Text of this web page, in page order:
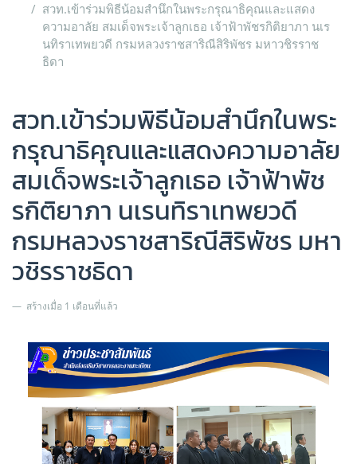
สวท.เข้าร่วมพิธีน้อมสำนึกในพระกรุณาธิคุณและแสดง
ความอาลัย สมเด็จพระเจ้าลูกเธอ เจ้าฟ้าพัชรกิติยาภา นเร
นทิราเทพยวดี กรมหลวงราชสาริณีสิริพัชร มหาวชิรราช
ธิดา
สวท.เข้าร่วมพิธีน้อมสำนึกในพระ
กรุณาธิคุณและแสดงความอาลัย
สมเด็จพระเจ้าลูกเธอ เจ้าฟ้าพัช
รกิติยาภา นเรนทิราเทพยวดี
กรมหลวงราชสาริณีสิริพัชร มหา
วชิรราชธิดา
สร้างเมื่อ 1 เดือนที่แล้ว